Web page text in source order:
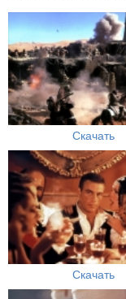
Скачать
Скачать